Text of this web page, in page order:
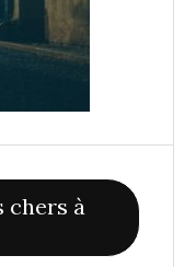
chers à